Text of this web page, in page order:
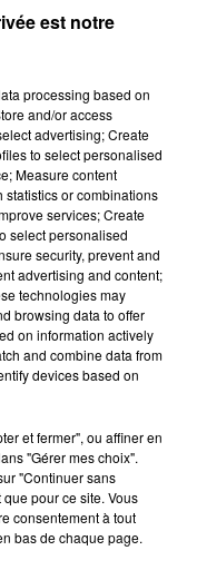
et dimanche
elles pourront
le petit fruit rouge.
1 000 personnes
cette ferme.
Voir plus
mère réclame
est notre
processing based on
and/or access
advertising; Create
to select personalised
Measure content
or combinations
services; Create
select personalised
security, prevent and
advertising and content;
technologies may
browsing data to offer
on information actively
and combine data from
devices based on
et fermer", ou affiner en
"Gérer mes choix".
"Continuer sans
pour ce site. Vous
consentement à tout
bas de chaque page.